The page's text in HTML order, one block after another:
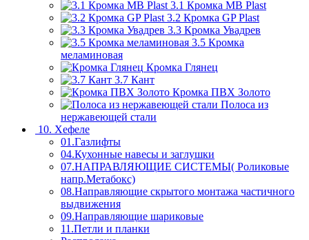
3.1 Кромка MB Plast
3.2 Кромка GP Plast
3.3 Кромка Увадрев
3.5 Кромка
меламиновая
Кромка Глянец
3.7 Кант
Кромка ПВХ Золото
Полоса из
нержавеющей стали
10. Хефеле
01.Газлифты
04.Кухонные навесы и заглушки
07.НАПРАВЛЯЮЩИЕ СИСТЕМЫ( Роликовые
напр.Метабокс)
08.Направляющие скрытого монтажа частичного
выдвижения
09.Направляющие шариковые
11.Петли и планки